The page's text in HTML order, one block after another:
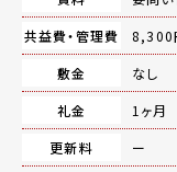
共益費・管理費
8,300
敷金
なし
礼金
1ヶ月
更新料
ー